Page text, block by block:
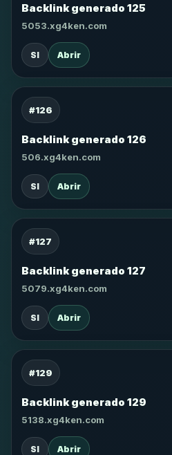
Backlink generado 125
5053.xg4ken.com
SI Abrir
#126
Backlink generado 126
506.xg4ken.com
SI Abrir
#127
Backlink generado 127
5079.xg4ken.com
SI Abrir
#129
Backlink generado 129
5138.xg4ken.com
SI Abrir